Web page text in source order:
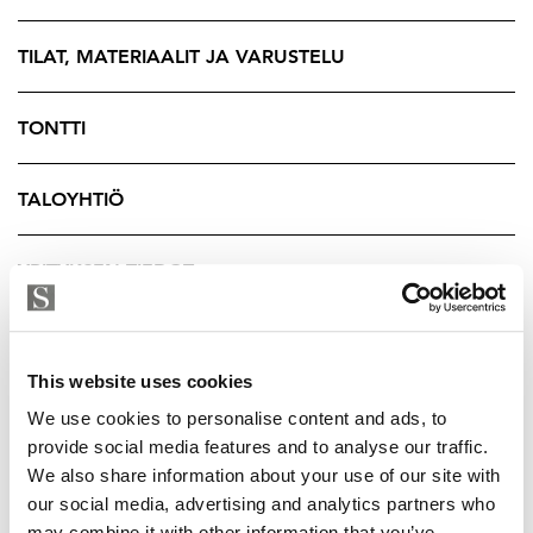
This website uses cookies
We use cookies to personalise content and ads, to
provide social media features and to analyse our traffic.
We also share information about your use of our site with
our social media, advertising and analytics partners who
ovat kävelyetäisyydellä.
kokonaisuus!
Eteläranta tarjoaa ainutlaatuisen yhdistelmän merellistä
historiallinen arvokkuus, laadukas toteutus ja
merellinen Helsinki parhaimmillaan.
*****
Timeless dignity on the South Shore’s parade ground
In the protected neo-renaissance house at Eteläranta 4,
history and modern living comfort meet in an
exceptionally stylish way. The valuable property, built
TILAT, MATERIAALIT JA VARUSTELU
TONTTI
TALOYHTIÖ
YRITYKSEN TIEDOT